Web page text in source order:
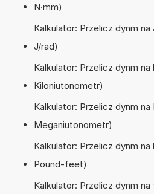
N·mm)
Kalkulator: Przelicz dynm
J/rad)
Kalkulator: Przelicz dynm
Kiloniutonometr)
Kalkulator: Przelicz dynm
Meganiutonometr)
Kalkulator: Przelicz dynm
Pound-feet)
Kalkulator: Przelicz dynm